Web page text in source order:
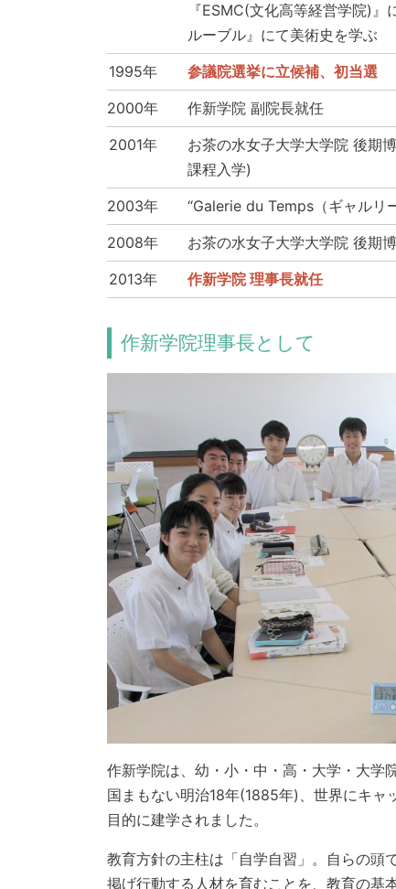
『ESMC(文化高等経営学院)
ルーブル』にて美術史を学ぶ
1995年
参議院選挙に立候補、初当選
2000年
作新学院 副院長就任
2001年
お茶の水女子大学大学院 後期
課程入学)
2003年
“Galerie du Temps（ギャルリ
2008年
お茶の水女子大学大学院 後期
2013年
作新学院 理事長就任
作新学院理事長として
作新学院は、幼・小・中・高・大学・大
国まもない明治18年(1885年)、世界にキャ
目的に建学されました。
教育方針の主柱は「自学自習」。自らの頭
掲げ行動する人材を育むことを、教育の基